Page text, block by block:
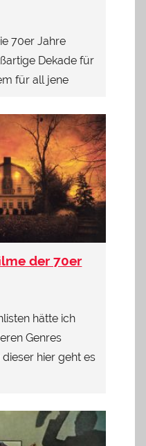
70er Jahre
Dekade für
für all jene
der 70er
hätte ich
Genres
hier geht es